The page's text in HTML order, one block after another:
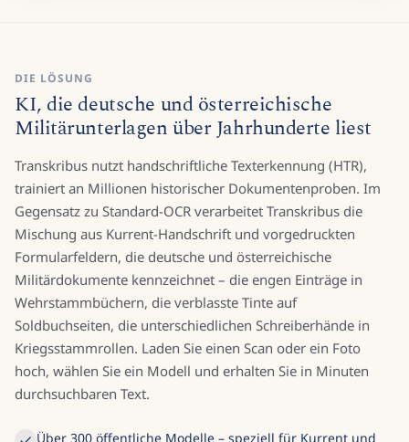
DIE LÖSUNG
KI, die deutsche und österreichische
Militärunterlagen über Jahrhunderte liest
Transkribus nutzt handschriftliche Texterkennung (HTR),
trainiert an Millionen historischer Dokumentenproben. Im
Gegensatz zu Standard-OCR verarbeitet Transkribus die
Mischung aus Kurrent-Handschrift und vorgedruckten
Formularfeldern, die deutsche und österreichische
Militärdokumente kennzeichnet – die engen Einträge in
Wehrstammbüchern, die verblasste Tinte auf
Soldbuchseiten, die unterschiedlichen Schreiberhände in
Kriegsstammrollen. Laden Sie einen Scan oder ein Foto
hoch, wählen Sie ein Modell und erhalten Sie in Minuten
durchsuchbaren Text.
Über 300 öffentliche Modelle – speziell für Kurrent und